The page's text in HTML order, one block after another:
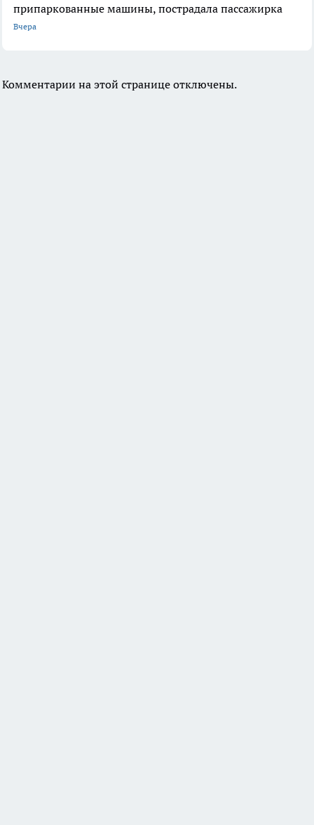
припаркованные машины, пострадала пассажирка
Вчера
Комментарии на этой странице отключены.